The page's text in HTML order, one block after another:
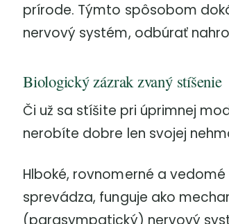
prírode. Týmto spôsobom
nervový systém, odbúrať
Biologický zázrak zvaný stíšenie
Či už sa stíšite pri úprimnej
nerobíte dobre len svojej
Hlboké, rovnomerné a
sprevádza, funguje ako
(parasympatický) nervový